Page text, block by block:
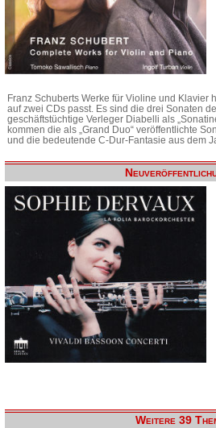
Franz Schuberts Werke für Violine und Klavier
auf zwei CDs passt. Es sind die drei Sonaten
geschäftstüchtige Verleger Diabelli als
kommen die als „Grand Duo“ veröffentlichte
und die bedeutende C-Dur-Fantasie aus dem
Weitere 39